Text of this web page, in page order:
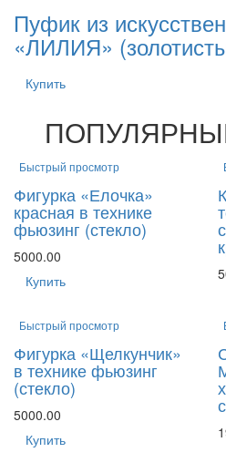
Пуфик из
«ЛИЛИЯ»
Купить
Быстрый просмотр
Фигурка «Елочка»
красная в технике
фьюзинг (стекло)
5000.00
Купить
Быстрый просмотр
Фигурка «Щелкунчик»
в технике фьюзинг
(стекло)
5000.00
Купить